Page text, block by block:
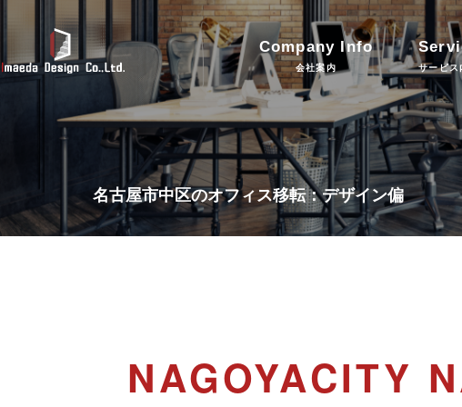
Company Info
会社案内 サービス
名古屋市中区のオフィス移転：デザイン偏
NAGOYACITY